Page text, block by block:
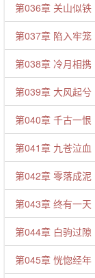
第036章 关山似铁
第037章 陷入牢笼
第038章 冷月相携
第039章 大风起兮
第040章 千古一恨
第041章 九苍泣血
第042章 零落成泥
第043章 终有一天
第044章 白驹过隙
第045章 恍惚经年